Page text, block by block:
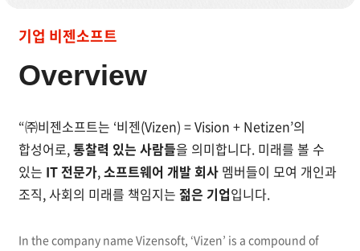
IT 전문가와 소프트웨어 개발 회사 구성원들이 모인 젊
기업 비젠소프트
Overview
“㈜비젠소프트는 ‘비젠(Vizen) = Vision + Netizen’의
합성어로, 통찰력 있는 사람들을 의미합니다. 미래를 볼 수
있는 IT 전문가, 소프트웨어 개발 회사멤버들이 모여 개인과
조직, 사회의 미래를 책임지는 젊은 기업입니다.
In the company name Vizensoft, ‘Vizen’ is a compound of